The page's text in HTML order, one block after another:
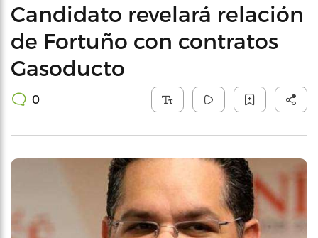
Candidato revelará relación
de Fortuño con contratos
Gasoducto
0